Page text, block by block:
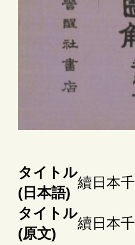
タイトル
(日本語)
續日本
タイトル
(原文)
續日本